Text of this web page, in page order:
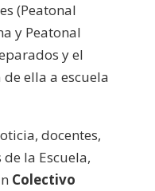
(Peatonal
y Peatonal
y el
ella a escuela
docentes,
la Escuela,
Colectivo